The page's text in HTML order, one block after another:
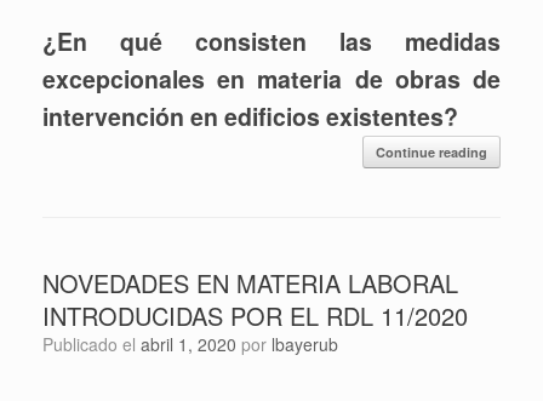
¿En qué consisten las medidas
excepcionales en materia de obras de
intervención en edificios existentes?
Continue reading
NOVEDADES EN MATERIA LABORAL
INTRODUCIDAS POR EL RDL 11/2020
Publicado el abril 1, 2020 por lbayerub